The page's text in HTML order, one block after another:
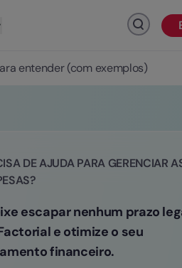
Clique
entender (com exemplos)
DE AJUDA PARA GERENCIAR
escapar nenhum prazo
e otimize o seu
financeiro.